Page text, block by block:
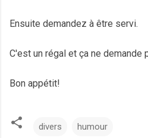
Ensuite demandez à être servi.
C'est un régal et ça ne
Bon appétit!
divers humour